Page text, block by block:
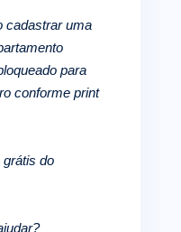
cadastrar uma
para
conforme print
do